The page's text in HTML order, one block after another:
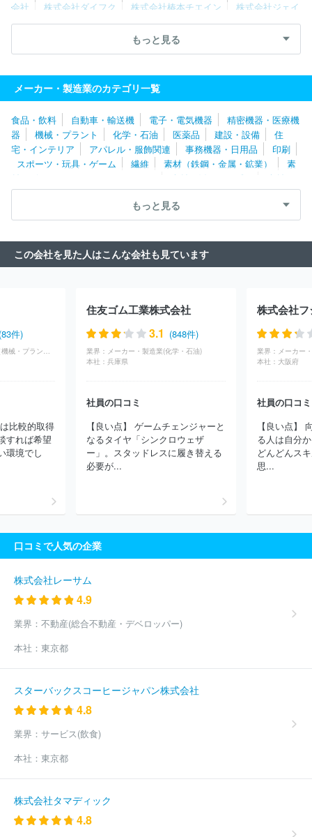
会社 株式会社ダイフク 株式会社椿本チエイン
株式会社ジェイ
テクト
フジテック株式会社 ＹＵＳＨＩＮ株式会社
株式会社マ
ダイキン工業株式会社 オーエスジー株式会社
岐阜精工株
式会社
ナベフーマック株式会社
オークマ株式会社
ヤマザキマザック株
式会社
カナデビア株式会社 新東工業株式会社
外爐工業株式会社
株式会社キトー 澁谷工業株式会社
株式会社
フジキカイ
エムケー精工株式会社 日研ツール株式会社
小倉ク
ラッチ株式会社
引地精工株式会社 ＮＩＴＴＯＫＵ株式会社
キ
ヤノン化成株式会社
株式会社タンガロイ
レオン自動機株式会社
日鉄エンジニアリング株式会社
式会社
株式会社鷺宮製作所 住友金属鉱山株式会社
株式会社デ
ィスコ
ジョンソンコントロールズ株式会社
会社
株式会社桜井グラフィックシステムズ
ナブテスコ株式会社
ジニアリング株式会社
サミー株式会社 株式会社日本製鋼所
株
式会社アビリカ
株式会社キッツ オイレス工業株式会社
株式会
社ツガミ
株式会社マースグループホー
ルディングス
株式会社アルバック
ヤマシンフィルタ株式会社
株式会社加藤製作所
株式会社小森コ
日本トムソン株式会社
川崎重工業株式会社
株式会社技研製作
所
株式会社アイエイアイ ＪＦＥエンジニアリング株式会社
ほ
か(4294件)
もっと見る
メーカー・製造業のカテゴリ一覧
食品・飲料 自動車・輸送機 電子・電気機器
精密機器・医療機
器
機械・プラント 化学・石油 医薬品 建設・設備
住
宅・インテリア
アパレル・服飾関連 事務機器・日用品
印刷
スポーツ・玩具・ゲーム
繊維 素材（鉄鋼・金属・鉱業）
素
材（ゴム・ガラス・セラミックス）
素材（紙・パルプ）
素材
（その他）
農林・水産 たばこ・飼料 その他
もっと見る
この会社を見た人はこんな会社も見ています
件)
商社・卸(専門商社（機械・プラント）)
比較的取得
すれば希望
環境でし
住友ゴム工業株式会社
3.1 (848件)
業界： メーカー・製造業(化学・石油)
本社： 兵庫県
社員の口コミ
【良い点】 ゲームチェンジャーと
なるタイヤ「シンクロウェザ
ー」。スタッドレスに履き替える
必要が...
株式会社
業界： メーカー
本社： 大阪府
社員の口コミ
【良い点】
る人は自分
どんどんス
思...
口コミで人気の企業
株式会社レーサム
4.9
業界： 不動産(総合不動産・デベロッパー)
本社： 東京都
スターバックスコーヒージャパン株式会社
4.8
業界： サービス(飲食)
本社： 東京都
株式会社タマディック
4.8